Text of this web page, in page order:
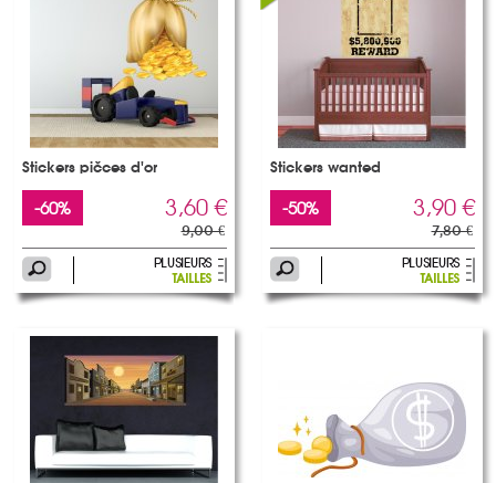
Stickers pièces d'or
-60% 3,60 €
9,00 €
Stickers wanted
-50% 3,90 €
7,80 €